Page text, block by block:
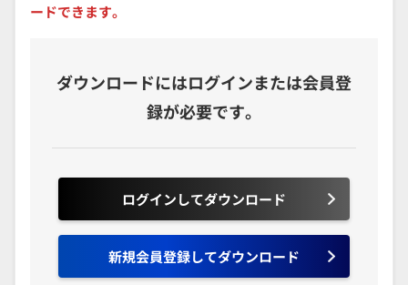
ードできます。
ダウンロードにはログインまたは会員登
録が必要です。
ログインしてダウンロード
新規会員登録してダウンロード